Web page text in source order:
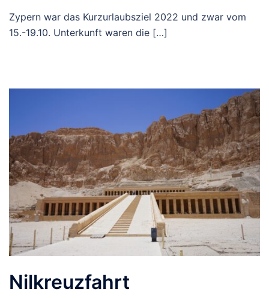
Zypern war das Kurzurlaubsziel 2022 und zwar vom
15.-19.10. Unterkunft waren die […]
Nilkreuzfahrt